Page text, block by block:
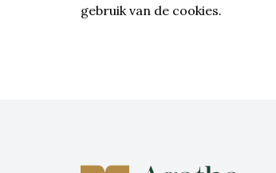
gebruik van de cookies.